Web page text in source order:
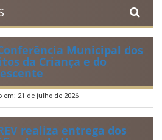
Municipal dos
da Criança e do
em: 21 de julho de 2026
realiza entrega dos